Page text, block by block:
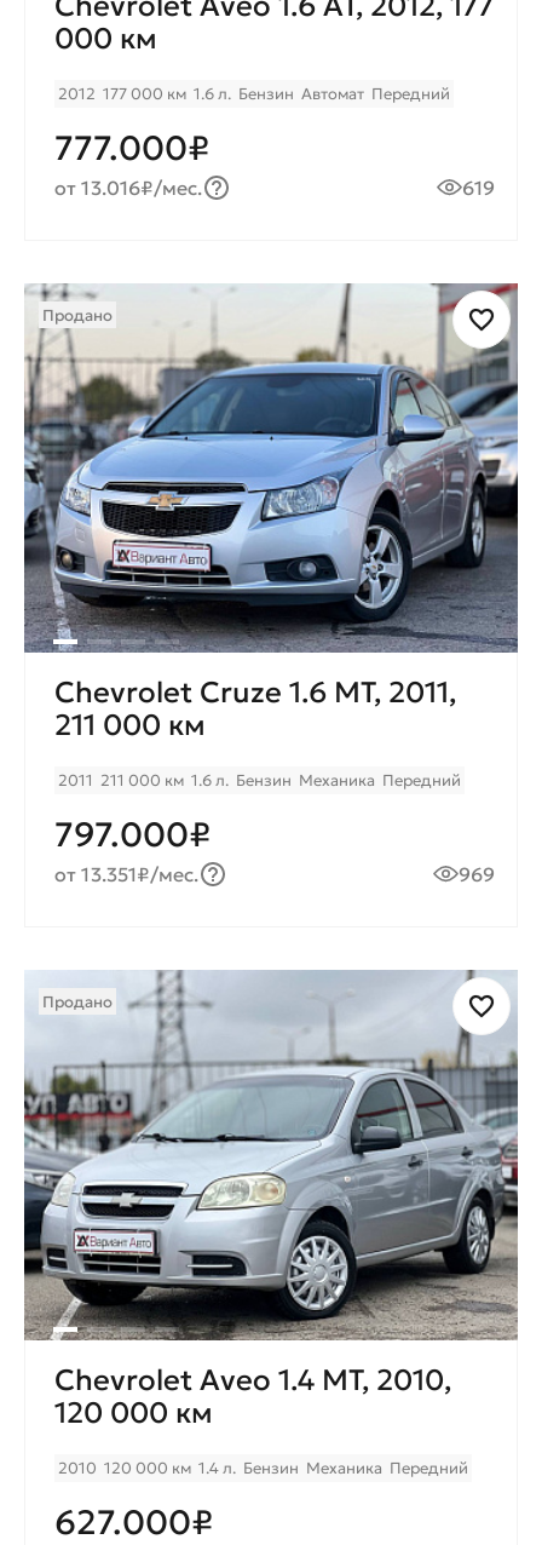
000 км
2012 177 000 км 1.6 л. Бензин Автомат Передний
777.000₽
от 13.016₽/мес. 619
Продано
Chevrolet Cruze 1.6 MT, 2011,
211 000 км
2011 211 000 км 1.6 л. Бензин Механика Передний
797.000₽
от 13.351₽/мес. 969
Продано
Chevrolet Aveo 1.4 МТ, 2010,
120 000 км
2010 120 000 км 1.4 л. Бензин Механика Передний
627.000₽